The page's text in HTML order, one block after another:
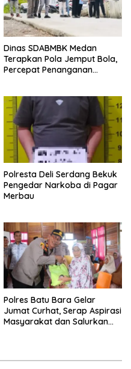
Dinas SDABMBK Medan
Terapkan Pola Jemput Bola,
Percepat Penanganan
Polresta Deli Serdang Bekuk
Pengedar Narkoba di Pagar
Merbau
Polres Batu Bara Gelar
Jumat Curhat, Serap Aspirasi
Masyarakat dan Salurkan